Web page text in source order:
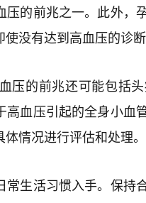
压的前兆之一。此外，
没有达到高血压的诊
压的前兆还可能包括
高血压引起的全身小血
情况进行评估和处理。
常生活习惯入手。保持